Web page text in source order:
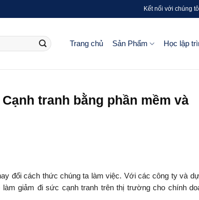
Kết nối với chúng
Trang chủ Sản Phẩm Học lập
tranh bằng phần mềm và
đổi cách thức chúng ta làm việc. Với các công ty và
giảm đi sức cạnh tranh trên thị trường cho chính